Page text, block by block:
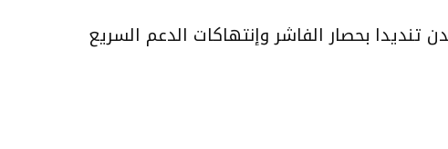
بحصار الفاشر وإنتهاكات الدعم السريع